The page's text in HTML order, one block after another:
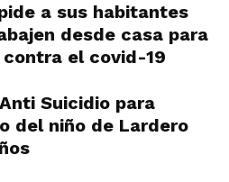
a sus habitantes
desde casa para
el covid-19
Suicidio para
del niño de Lardero